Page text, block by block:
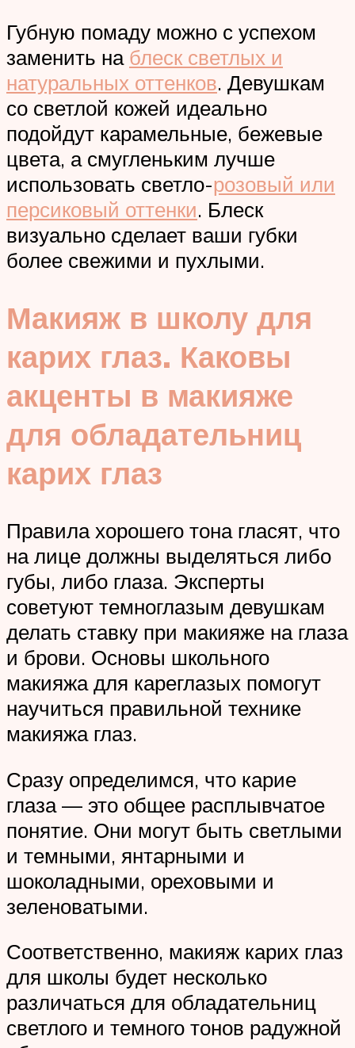
Губную помаду можно с успехом
заменить на блеск светлых и
натуральных оттенков. Девушкам
со светлой кожей идеально
подойдут карамельные, бежевые
цвета, а смугленьким лучше
использовать светло-розовый или
персиковый оттенки. Блеск
визуально сделает ваши губки
более свежими и пухлыми.
Макияж в школу для
карих глаз. Каковы
акценты в макияже
для обладательниц
карих глаз
Правила хорошего тона гласят, что
на лице должны выделяться либо
губы, либо глаза. Эксперты
советуют темноглазым девушкам
делать ставку при макияже на глаза
и брови. Основы школьного
макияжа для кареглазых помогут
научиться правильной технике
макияжа глаз.
Сразу определимся, что карие
глаза — это общее расплывчатое
понятие. Они могут быть светлыми
и темными, янтарными и
шоколадными, ореховыми и
зеленоватыми.
Соответственно, макияж карих глаз
для школы будет несколько
различаться для обладательниц
светлого и темного тонов радужной